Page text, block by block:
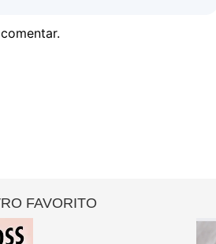
FAVORITO